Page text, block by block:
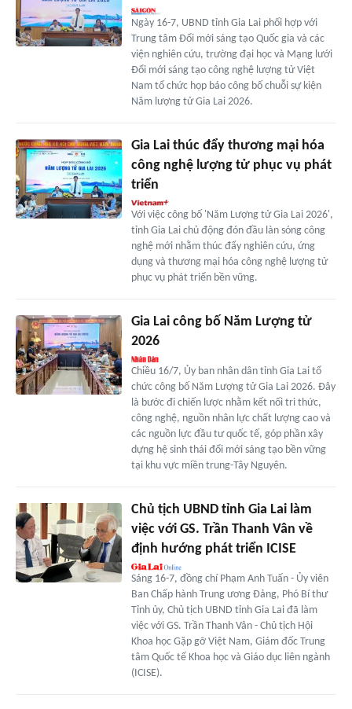
Ngày 16-7, UBND tỉnh Gia Lai phối hợp với
Trung tâm Đổi mới sáng tạo Quốc gia và các
viện nghiên cứu, trường đại học và Mạng lưới
Đổi mới sáng tạo công nghệ lượng tử Việt
Nam tổ chức họp báo công bố chuỗi sự kiện
Năm lượng tử Gia Lai 2026.
Gia Lai thúc đẩy thương mại hóa
công nghệ lượng tử phục vụ phát
triển
Với việc công bố 'Năm Lượng tử Gia Lai 2026',
tỉnh Gia Lai chủ động đón đầu làn sóng công
nghệ mới nhằm thúc đẩy nghiên cứu, ứng
dụng và thương mại hóa công nghệ lượng tử
phục vụ phát triển bền vững.
Gia Lai công bố Năm Lượng tử
2026
Chiều 16/7, Ủy ban nhân dân tỉnh Gia Lai tổ
chức công bố Năm Lượng tử Gia Lai 2026. Đây
là bước đi chiến lược nhằm kết nối tri thức,
công nghệ, nguồn nhân lực chất lượng cao và
các nguồn lực đầu tư quốc tế, góp phần xây
dựng hệ sinh thái đổi mới sáng tạo bền vững
tại khu vực miền trung-Tây Nguyên.
Chủ tịch UBND tỉnh Gia Lai làm
việc với GS. Trần Thanh Vân về
định hướng phát triển ICISE
Sáng 16-7, đồng chí Phạm Anh Tuấn - Ủy viên
Ban Chấp hành Trung ương Đảng, Phó Bí thư
Tỉnh ủy, Chủ tịch UBND tỉnh Gia Lai đã làm
việc với GS. Trần Thanh Vân - Chủ tịch Hội
Khoa học Gặp gỡ Việt Nam, Giám đốc Trung
tâm Quốc tế Khoa học và Giáo dục liên ngành
(ICISE).